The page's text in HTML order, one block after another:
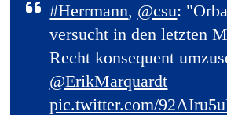
#Herrmann, @csu:
versucht in den letzten
Recht konsequent
@ErikMarquardt
pic.twitter.com/